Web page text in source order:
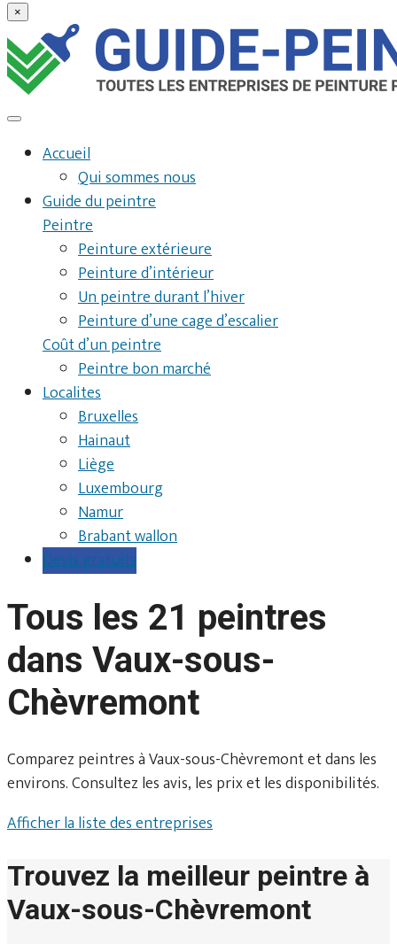
×
Accueil
Qui sommes nous
Guide du peintre
Peintre
Peinture extérieure
Peinture d’intérieur
Un peintre durant l’hiver
Peinture d’une cage d’escalier
Coût d’un peintre
Peintre bon marché
Localites
Bruxelles
Hainaut
Liège
Luxembourg
Namur
Brabant wallon
Devis gratuits
Tous les 21 peintres
dans Vaux-sous-
Chèvremont
Comparez peintres à Vaux-sous-Chèvremont et dans les
environs. Consultez les avis, les prix et les disponibilités.
Afficher la liste des entreprises
Trouvez la meilleur peintre à
Vaux-sous-Chèvremont